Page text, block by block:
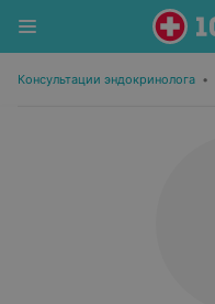
Консультации эндокринолога •